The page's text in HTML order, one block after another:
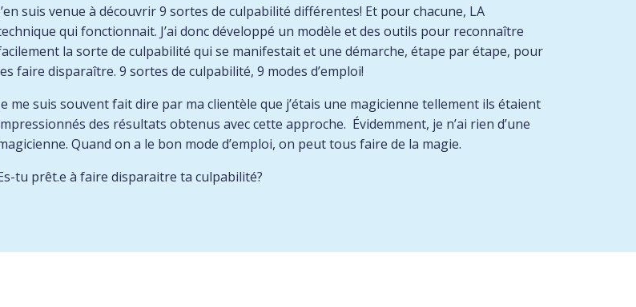
suis venue à découvrir 9 sortes de culpabilité différentes! Et pour chacune, LA
qui fonctionnait. J’ai donc développé un modèle et des outils pour reconnaître
la sorte de culpabilité qui se manifestait et une démarche, étape par étape, pour
faire disparaître. 9 sortes de culpabilité, 9 modes d’emploi!
me suis souvent fait dire par ma clientèle que j’étais une magicienne tellement ils étaient
des résultats obtenus avec cette approche. Évidemment, je n’ai rien d’une
Quand on a le bon mode d’emploi, on peut tous faire de la magie.
tu prêt.e à faire disparaitre ta culpabilité?